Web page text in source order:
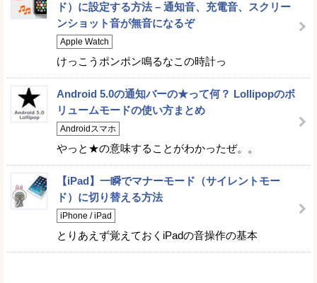
ド）に設定する方法 – 通知音、充電音、スクリー
ンショット音が無音になるぞ
Apple Watch
けっこうポンポン鳴るなこの時計っ
Android 5.0の通知バーの★って何？ Lollipopのボ
リュームモードの使い方まとめ
Androidスマホ
やっと★の意味することがわかったぜ。。
【iPad】一瞬でマナーモード（サイレントモー
ド）に切り替える方法
iPhone / iPad
とりあえず覚えておくiPadの音操作の基本